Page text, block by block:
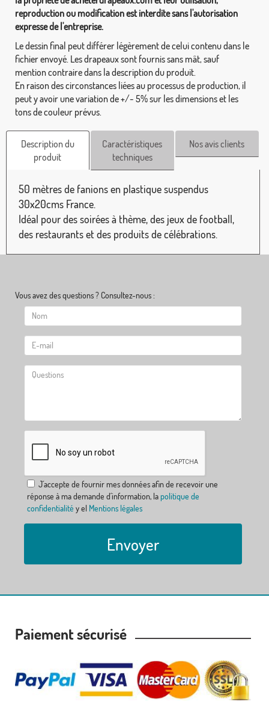
reproduction ou modification est interdite sans l'autorisation
expresse de l'entreprise.
Le dessin final peut différer légèrement de celui contenu dans le
fichier envoyé. Les drapeaux sont fournis sans mât, sauf
mention contraire dans la description du produit.
En raison des circonstances liées au processus de production, il
peut y avoir une variation de +/- 5% sur les dimensions et les
tons de couleur prévus.
Description du
produit
Caractéristiques
techniques
Nos avis clients
50 mètres de fanions en plastique suspendus
30x20cms France.
Idéal pour des soirées à thème, des jeux de football,
des restaurants et des produits de célébrations.
Vous avez des questions ? Consultez-nous :
J´accepte de fournir mes données afin de recevoir une
réponse à ma demande d´information, lapolitique de
confidentialité y el Mentions légales
Envoyer
Paiement sécurisé